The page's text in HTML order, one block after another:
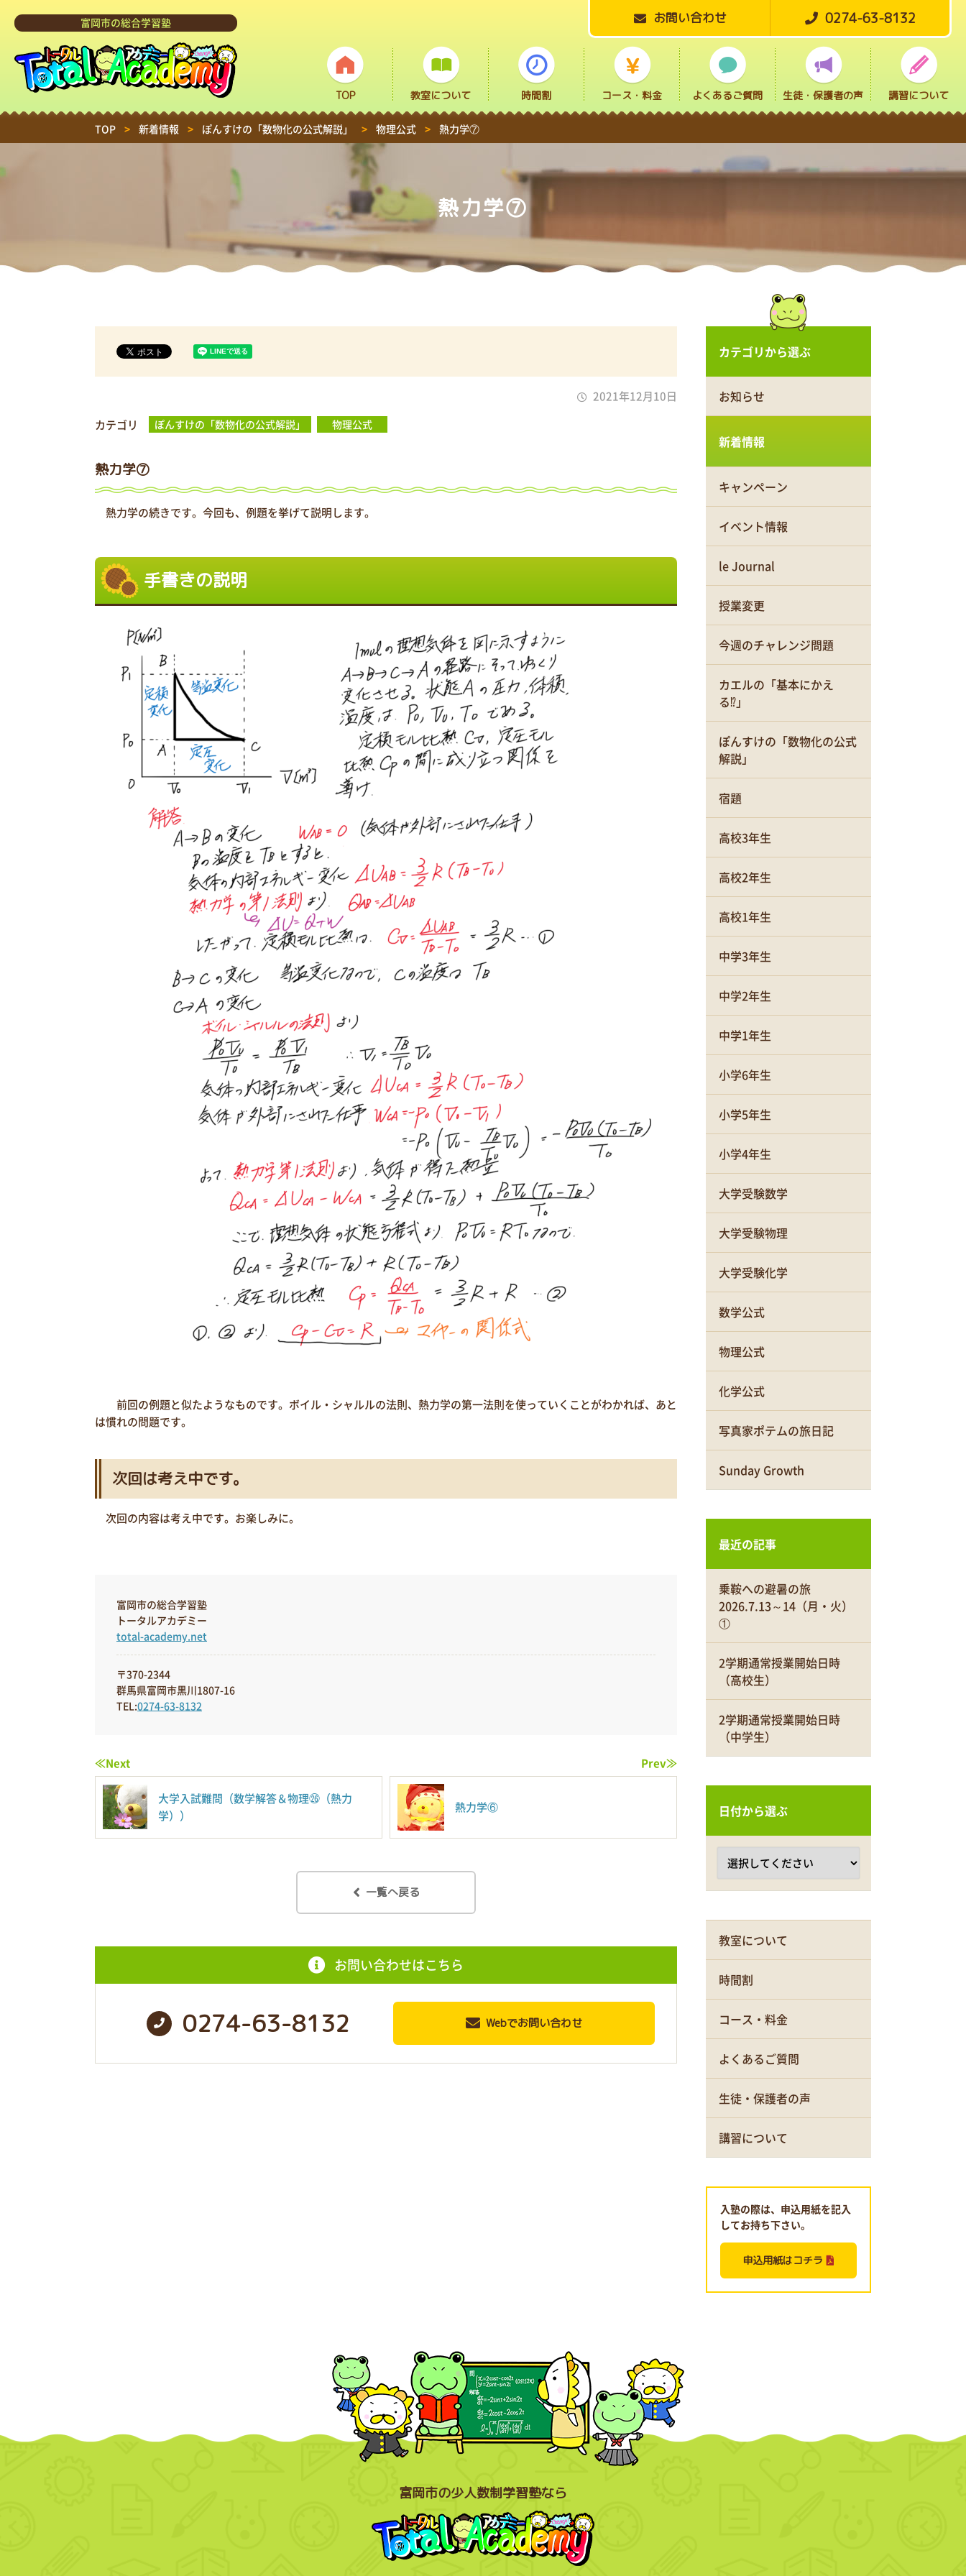
富岡市の総合学習塾 お問い合わせ 0274-63-8132
TOP 教室について 時間割 コース・料金 よくあるご質問 生徒・保護者の声 講習について
TOP > 新着情報 > ぽんすけの「数物化の公式解説」 > 物理公式 > 熱力学⑦
熱力学⑦
2021年12月10日
カテゴリ
ぽんすけの「数物化の公式解説」 物理公式
熱力学⑦
熱力学の続きです。今回も、例題を挙げて説明します。
手書きの説明
前回の例題と似たようなものです。ボイル・シャルルの法則、熱力学の第一法則を使っていくことがわかれば、あと
は慣れの問題です。
次回は考え中です。
次回の内容は考え中です。お楽しみに。
富岡市の総合学習塾
トータルアカデミー
total-academy.net
〒370-2344
群馬県富岡市黒川1807-16
TEL:0274-63-8132
≪Next
大学入試難問（数学解答＆物理㉖（熱力
学））
Prev≫
熱力学⑥
一覧へ戻る
お問い合わせはこちら
0274-63-8132 Webでお問い合わせ
カテゴリから選ぶ
お知らせ
新着情報
キャンペーン
イベント情報
le Journal
授業変更
今週のチャレンジ問題
カエルの「基本にかえ
る⁉」
ぽんすけの「数物化の公式
解説」
宿題
高校3年生
高校2年生
高校1年生
中学3年生
中学2年生
中学1年生
小学6年生
小学5年生
小学4年生
大学受験数学
大学受験物理
大学受験化学
数学公式
物理公式
化学公式
写真家ポテムの旅日記
Sunday Growth
最近の記事
乗鞍への避暑の旅
2026.7.13～14（月・火）
①
2学期通常授業開始日時
（高校生）
2学期通常授業開始日時
（中学生）
日付から選ぶ
教室について
時間割
コース・料金
よくあるご質問
生徒・保護者の声
講習について
入塾の際は、申込用紙を記入
してお持ち下さい。
申込用紙はコチラ
富岡市の少人数制学習塾なら